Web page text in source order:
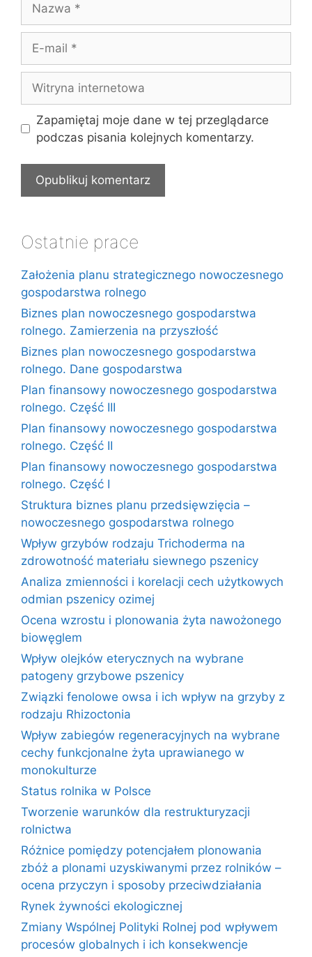
mail
internetowa
Zapamiętaj moje dane w tej przeglądarce
podczas pisania kolejnych komentarzy.
Ostatnie prace
Założenia planu strategicznego nowoczesnego
gospodarstwa rolnego
Biznes plan nowoczesnego gospodarstwa
rolnego. Zamierzenia na przyszłość
Biznes plan nowoczesnego gospodarstwa
rolnego. Dane gospodarstwa
Plan finansowy nowoczesnego gospodarstwa
rolnego. Część III
Plan finansowy nowoczesnego gospodarstwa
rolnego. Część II
Plan finansowy nowoczesnego gospodarstwa
rolnego. Część I
Struktura biznes planu przedsięwzięcia –
nowoczesnego gospodarstwa rolnego
Wpływ grzybów rodzaju Trichoderma na
zdrowotność materiału siewnego pszenicy
Analiza zmienności i korelacji cech użytkowych
odmian pszenicy ozimej
Ocena wzrostu i plonowania żyta nawożonego
biowęglem
Wpływ olejków eterycznych na wybrane
patogeny grzybowe pszenicy
Związki fenolowe owsa i ich wpływ na grzyby z
rodzaju Rhizoctonia
Wpływ zabiegów regeneracyjnych na wybrane
cechy funkcjonalne żyta uprawianego w
monokulturze
Status rolnika w Polsce
Tworzenie warunków dla restrukturyzacji
rolnictwa
Różnice pomiędzy potencjałem plonowania
zbóż a plonami uzyskiwanymi przez rolników –
ocena przyczyn i sposoby przeciwdziałania
Rynek żywności ekologicznej
Zmiany Wspólnej Polityki Rolnej pod wpływem
procesów globalnych i ich konsekwencje